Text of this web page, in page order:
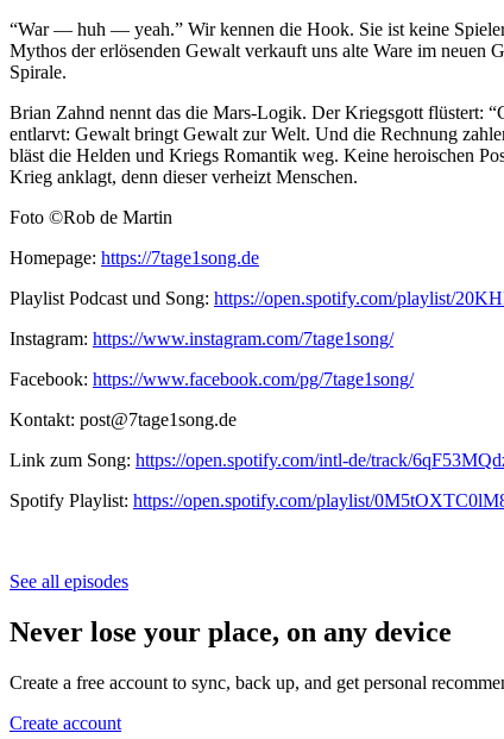
“War — huh — yeah.” Wir kennen die Hook. Sie ist keine
Mythos der erlösenden Gewalt verkauft uns alte Ware im neuen
Spirale.
Brian Zahnd nennt das die Mars-Logik. Der Kriegsgott flüstert:
entlarvt: Gewalt bringt Gewalt zur Welt. Und die Rechnung
bläst die Helden und Kriegs Romantik weg. Keine heroischen
Krieg anklagt, denn dieser verheizt Menschen.
Foto ©Rob de Martin
Homepage: https://7tage1song.de
Playlist Podcast und Song: https://open.spotify.com/playlist/
Instagram: https://www.instagram.com/7tage1song/
Facebook: https://www.facebook.com/pg/7tage1song/
Kontakt: post@7tage1song.de
Link zum Song: https://open.spotify.com/intl-de/track/
Spotify Playlist: https://open.spotify.com/playlist/
See all episodes
Never lose your place, on any device
Create a free account to sync, back up, and get personal
Create account